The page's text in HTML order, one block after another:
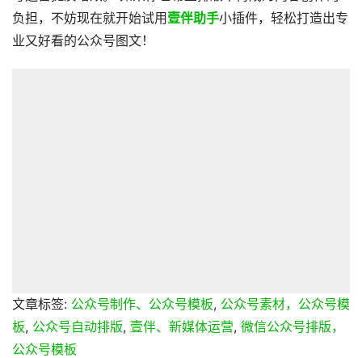
负担，不妨现在就开始试用 壹伴助手小插件，轻松打造出专
业又好看的公众号图文！
文章标签: 公众号制作、公众号模板, 公众号素材，公众号模
板, 公众号自动排版, 壹伴、新媒体运营, 微信公众号排版，
公众号模板